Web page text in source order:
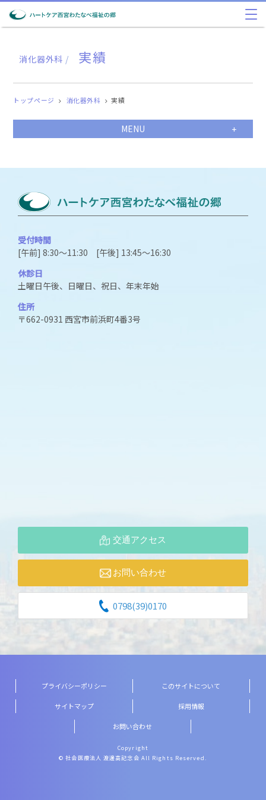
消化器外科 / 実績
トップページ 消化器外科 実績
MENU
受付時間
[午前] 8:30～11:30 [午後] 13:45～16:30
休診日
土曜日午後、日曜日、祝日、年末年始
住所
〒662-0931 西宮市前浜町4番3号
交通アクセス
お問い合わせ
0798(39)0170
プライバシーポリシー このサイトについて
サイトマップ 採用情報
お問い合わせ
Copyright
© 社会医療法人 渡邊高記念会 All Rights Reserved.